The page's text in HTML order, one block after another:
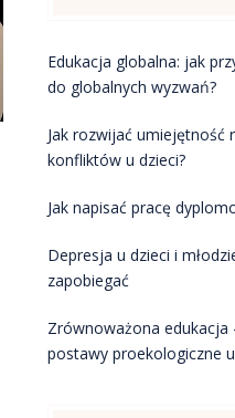
Edukacja globalna: jak
do globalnych wyzwań?
Jak rozwijać umiejętność
konfliktów u dzieci?
Jak napisać pracę
Depresja u dzieci i
zapobiegać
Zrównoważona edukacja
postawy proekologiczne